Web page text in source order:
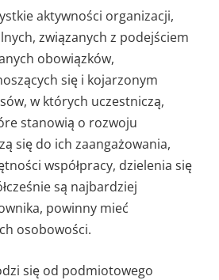
aktywności organizacji,
związanych z podejściem
obowiązków,
się i kojarzonym
w których uczestniczą,
stanowią o rozwoju
się do ich zaangażowania,
współpracy, dzielenia się
są najbardziej
powinny mieć
osobowości.
się od podmiotowego